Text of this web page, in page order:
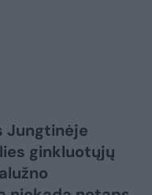
Jungtinėje
ginkluotųjų